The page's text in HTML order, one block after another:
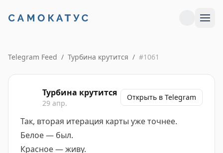
Telegram Feed / Турбина крутится / #1061
Турбина крутится
29 апр.
Открыть в Telegram
Так, вторая итерация карты уже точнее.
Белое — был.
Красное — живу.